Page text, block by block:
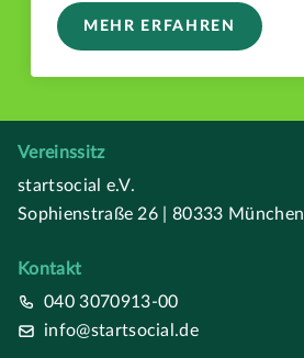
MEHR ERFAHREN
Vereinssitz
startsocial e.V.
Sophienstraße 26 | 80333 München
Kontakt
040 3070913-00
info@startsocial.de